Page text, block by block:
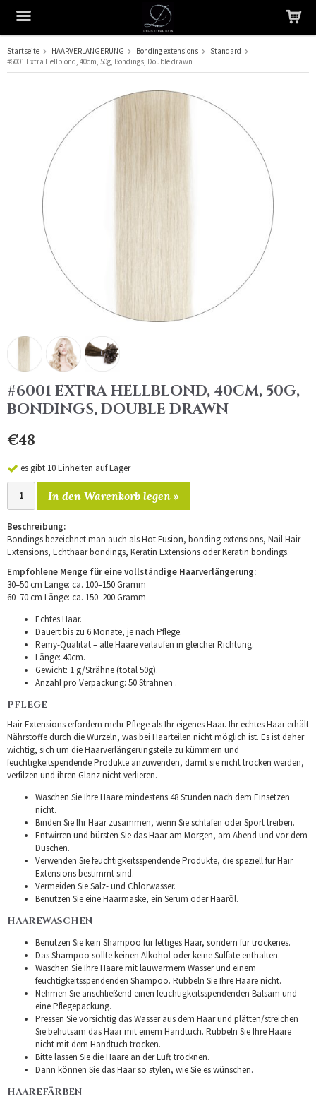
Das Produkt wurde in Ihren Warenkorb gelegt
Startseite HAARVERLÄNGERUNG Bonding extensions
Standard
#6001 Extra Hellblond, 40cm, 50g, Bondings, Double drawn
#6001 EXTRA HELLBLOND, 40CM, 50G,
BONDINGS, DOUBLE DRAWN
€48
es gibt 10 Einheiten auf Lager
In den Warenkorb legen »
Beschreibung:
Bondings bezeichnet man auch als Hot Fusion, bonding extensions, Nail Hair
Extensions, Echthaar bondings, Keratin Extensions oder Keratin bondings.
Empfohlene Menge für eine vollständige Haarverlängerung:
30–50 cm Länge: ca. 100–150 Gramm
60–70 cm Länge: ca. 150–200 Gramm
Echtes Haar.
Dauert bis zu 6 Monate, je nach Pflege.
Remy-Qualität – alle Haare verlaufen in gleicher Richtung.
Länge: 40cm.
Gewicht: 1 g/Strähne (total 50g).
Anzahl pro Verpackung: 50 Strähnen .
PFLEGE
Hair Extensions erfordern mehr Pflege als Ihr eigenes Haar. Ihr echtes Haar erhält
Nährstoffe durch die Wurzeln, was bei Haarteilen nicht möglich ist. Es ist daher
wichtig, sich um die Haarverlängerungsteile zu kümmern und
feuchtigkeitspendende Produkte anzuwenden, damit sie nicht trocken werden,
verfilzen und ihren Glanz nicht verlieren.
Waschen Sie Ihre Haare mindestens 48 Stunden nach dem Einsetzen
nicht.
Binden Sie Ihr Haar zusammen, wenn Sie schlafen oder Sport treiben.
Entwirren und bürsten Sie das Haar am Morgen, am Abend und vor dem
Duschen.
Verwenden Sie feuchtigkeitsspendende Produkte, die speziell für Hair
Extensions bestimmt sind.
Vermeiden Sie Salz- und Chlorwasser.
Benutzen Sie eine Haarmaske, ein Serum oder Haaröl.
HAAREWASCHEN
Benutzen Sie kein Shampoo für fettiges Haar, sondern für trockenes.
Das Shampoo sollte keinen Alkohol oder keine Sulfate enthalten.
Waschen Sie Ihre Haare mit lauwarmem Wasser und einem
feuchtigkeitsspendenden Shampoo. Rubbeln Sie Ihre Haare nicht.
Nehmen Sie anschließend einen feuchtigkeitsspendenden Balsam und
eine Pflegepackung.
Pressen Sie vorsichtig das Wasser aus dem Haar und plätten/streichen
Sie behutsam das Haar mit einem Handtuch. Rubbeln Sie Ihre Haare
nicht mit dem Handtuch trocken.
Bitte lassen Sie die Haare an der Luft trocknen.
Dann können Sie das Haar so stylen, wie Sie es wünschen.
HAAREFÄRBEN